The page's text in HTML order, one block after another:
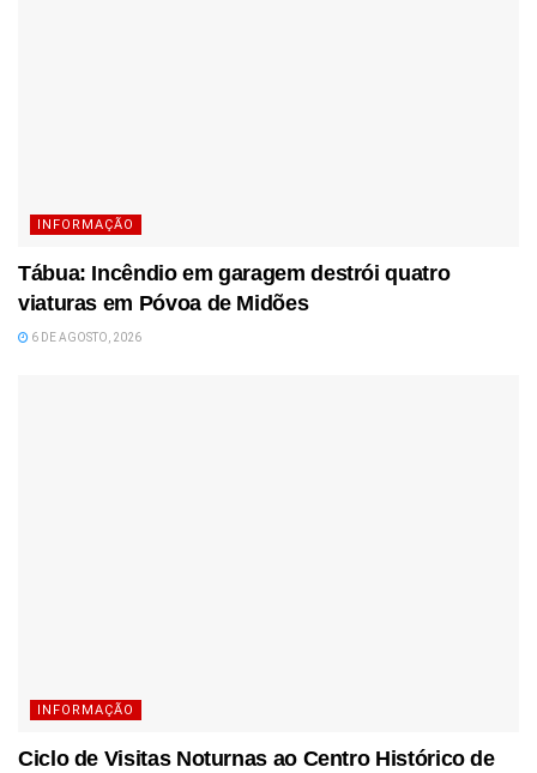
INFORMAÇÃO
Tábua: Incêndio em garagem destrói quatro
viaturas em Póvoa de Midões
6 DE AGOSTO, 2026
INFORMAÇÃO
Ciclo de Visitas Noturnas ao Centro Histórico de